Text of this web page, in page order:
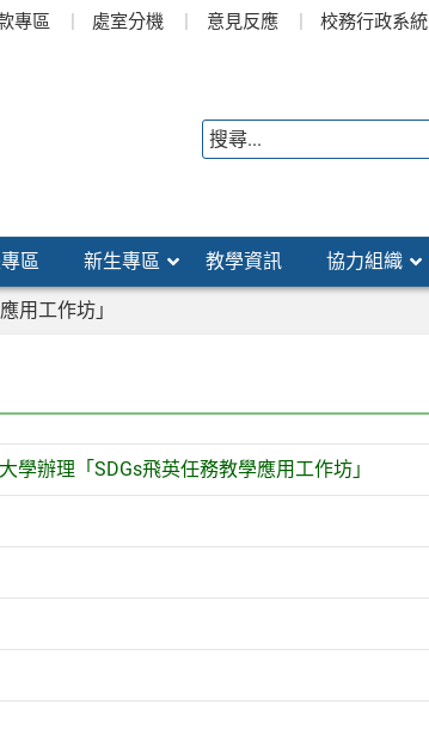
專區 處室分機 意見反應 校務行政系統
區 新生專區 教學資訊 協力組織
用工作坊」
學辦理「SDGs飛英任務教學應用工作坊」